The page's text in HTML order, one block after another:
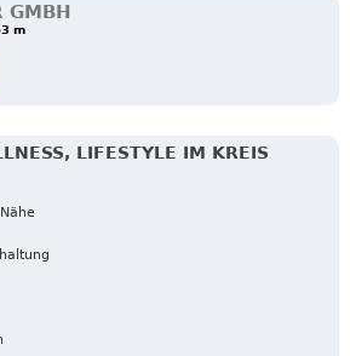
GMBH
m
LIFESTYLE IM KREIS